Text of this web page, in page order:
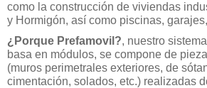
como la construcción de viviendas
y Hormigón, así como piscinas,
¿Porque Prefamovil?, nuestro
basa en módulos, se compone de
(muros perimetrales exteriores, de
cimentación, solados, etc.) realizadas